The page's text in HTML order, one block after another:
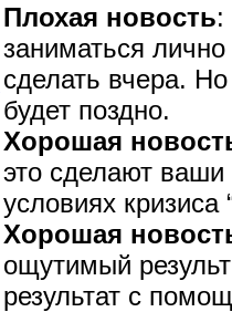
Плохая новость:
заниматься
сделать вчера.
будет поздно.
Хорошая
это сделают
условиях
Хорошая
ощутимый
результат с